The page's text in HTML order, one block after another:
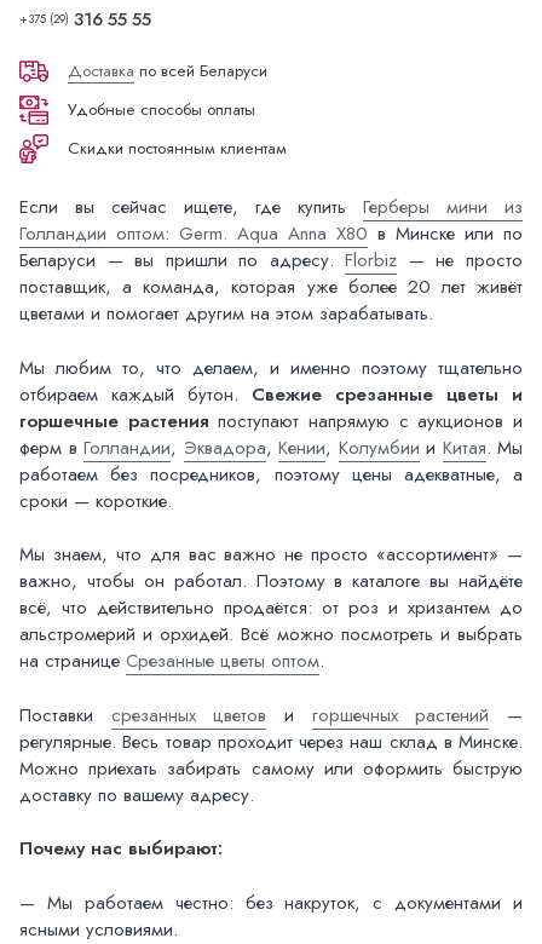
+375 (29) 316 55 55
Доставка по всей Беларуси
Удобные способы оплаты
Скидки постоянным клиентам
Если вы сейчас ищете, где купить Герберы мини из
Голландии оптом: Germ. Aqua Anna X80 в Минске или по
Беларуси — вы пришли по адресу.Florbiz — не просто
поставщик, а команда, которая уже более 20 лет живёт
цветами и помогает другим на этом зарабатывать.
Мы любим то, что делаем, и именно поэтому тщательно
отбираем каждый бутон. Свежие срезанные цветы и
горшечные растения поступают напрямую с аукционов и
ферм в Голландии, Эквадора, Кении, Колумбии и Китая. Мы
работаем без посредников, поэтому цены адекватные, а
сроки — короткие.
Мы знаем, что для вас важно не просто «ассортимент» —
важно, чтобы он работал. Поэтому в каталоге вы найдёте
всё, что действительно продаётся: от роз и хризантем до
альстромерий и орхидей. Всё можно посмотреть и выбрать
на странице Срезанные цветы оптом.
Поставки срезанных цветов и горшечных растений —
регулярные. Весь товар проходит через наш склад в Минске.
Можно приехать забирать самому или оформить быструю
доставку по вашему адресу.
Почему нас выбирают:
— Мы работаем честно: без накруток, с документами и
ясными условиями.